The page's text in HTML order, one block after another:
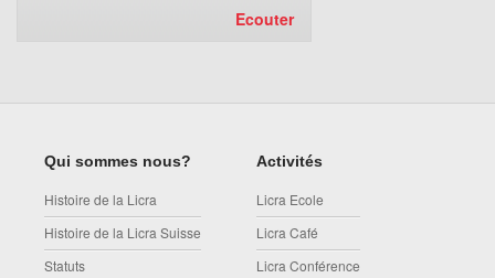
Ecouter
Qui sommes nous?
Histoire de la Licra
Histoire de la Licra Suisse
Statuts
Activités
Licra Ecole
Licra Café
Licra Conférence